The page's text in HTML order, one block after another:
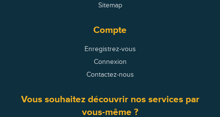
Sitemap
Compte
Enregistrez-vous
Connexion
Contactez-nous
Vous souhaitez découvrir nos services par
vous-même ?